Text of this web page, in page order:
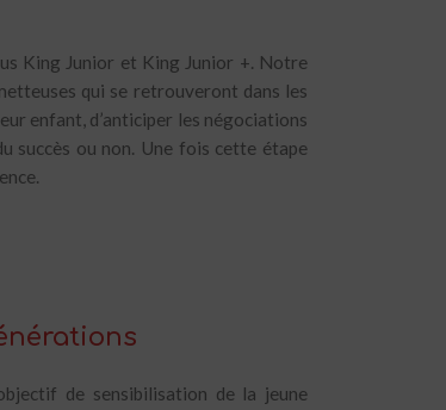
King Junior et King Junior +. Notre
qui se retrouveront dans les
enfant, d’anticiper les négociations
succès ou non. Une fois cette étape
de sensibilisation de la jeune